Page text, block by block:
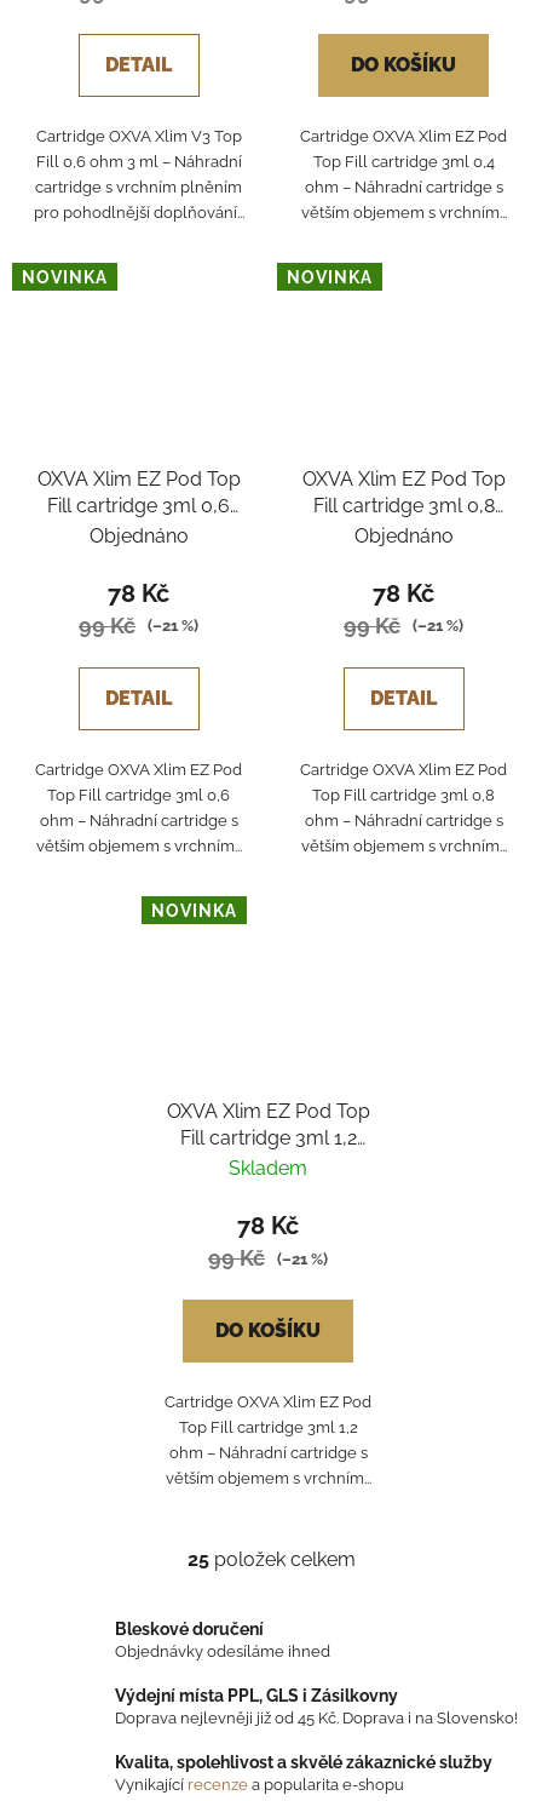
DETAIL
Cartridge OXVA Xlim V3 Top
Fill 0,6 ohm 3 ml – Náhradní
cartridge s vrchním plněním
pro pohodlnější doplňování...
DO KOŠÍKU
Cartridge OXVA Xlim EZ Pod
Top Fill cartridge 3ml 0,4
ohm – Náhradní cartridge s
větším objemem s vrchním...
NOVINKA
OXVA Xlim EZ Pod Top
Fill cartridge 3ml 0,6
ohm
Objednáno
78 Kč
99 Kč (–21 %)
DETAIL
Cartridge OXVA Xlim EZ Pod
Top Fill cartridge 3ml 0,6
ohm – Náhradní cartridge s
větším objemem s vrchním...
NOVINKA
OXVA Xlim EZ Pod Top
Fill cartridge 3ml 0,8
ohm
Objednáno
78 Kč
99 Kč (–21 %)
DETAIL
Cartridge OXVA Xlim EZ Pod
Top Fill cartridge 3ml 0,8
ohm – Náhradní cartridge s
větším objemem s vrchním...
NOVINKA
OXVA Xlim EZ Pod Top
Fill cartridge 3ml 1,2
ohm
Skladem
78 Kč
99 Kč (–21 %)
DO KOŠÍKU
Cartridge OXVA Xlim EZ Pod
Top Fill cartridge 3ml 1,2
ohm – Náhradní cartridge s
větším objemem s vrchním...
O
á
a
c
í
p
25položek celkem
Bleskové doručení
Objednávky odesíláme ihned
Výdejní místa PPL, GLS i Zásilkovny
Doprava nejlevněji již od 45 Kč. Doprava i na Slovensko!
Kvalita, spolehlivost a skvělé zákaznické služby
Vynikající recenze a popularita e-shopu